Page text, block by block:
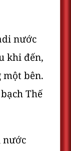
nước
khi đến,
một bên.
Thế
nước